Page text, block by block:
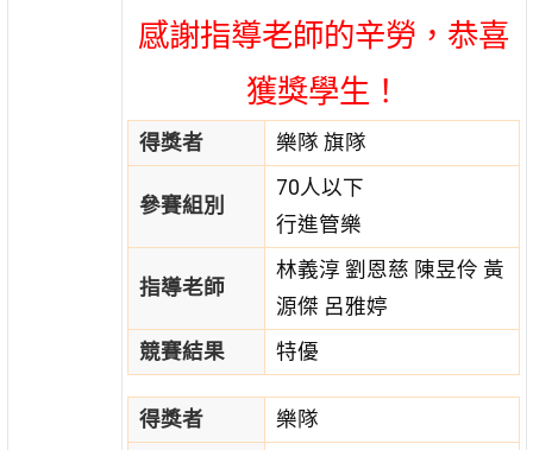
感謝指導老師的辛勞，恭喜
獲獎學生！
得獎者 樂隊 旗隊
參賽組別
70人以下
行進管樂
指導老師
林義淳 劉恩慈 陳昱伶 黃
源傑 呂雅婷
競賽結果
特優
得獎者
樂隊